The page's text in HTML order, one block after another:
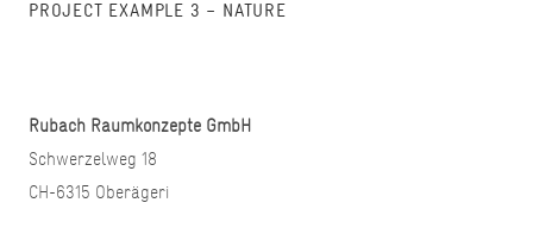
PROJECT EXAMPLE 3 – NATURE
Rubach Raumkonzepte GmbH
Schwerzelweg 18
CH-6315 Oberägeri